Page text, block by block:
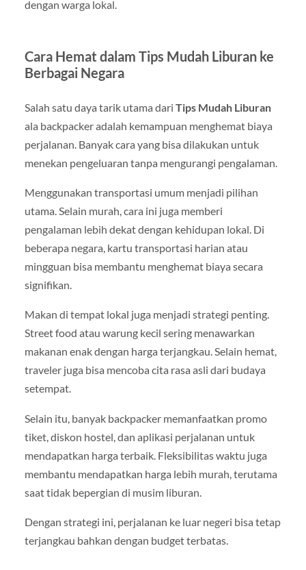
dengan warga lokal.
Cara Hemat dalam Tips Mudah Liburan ke
Berbagai Negara
Salah satu daya tarik utama dari Tips Mudah Liburan
ala backpacker adalah kemampuan menghemat biaya
perjalanan. Banyak cara yang bisa dilakukan untuk
menekan pengeluaran tanpa mengurangi pengalaman.
Menggunakan transportasi umum menjadi pilihan
utama. Selain murah, cara ini juga memberi
pengalaman lebih dekat dengan kehidupan lokal. Di
beberapa negara, kartu transportasi harian atau
mingguan bisa membantu menghemat biaya secara
signifikan.
Makan di tempat lokal juga menjadi strategi penting.
Street food atau warung kecil sering menawarkan
makanan enak dengan harga terjangkau. Selain hemat,
traveler juga bisa mencoba cita rasa asli dari budaya
setempat.
Selain itu, banyak backpacker memanfaatkan promo
tiket, diskon hostel, dan aplikasi perjalanan untuk
mendapatkan harga terbaik. Fleksibilitas waktu juga
membantu mendapatkan harga lebih murah, terutama
saat tidak bepergian di musim liburan.
Dengan strategi ini, perjalanan ke luar negeri bisa tetap
terjangkau bahkan dengan budget terbatas.